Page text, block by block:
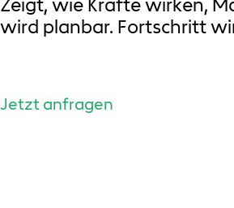
wird planbar. Fortschritt
Jetzt anfragen